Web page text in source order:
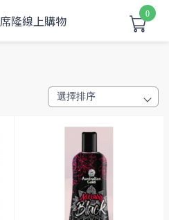
席隆線上購物 0